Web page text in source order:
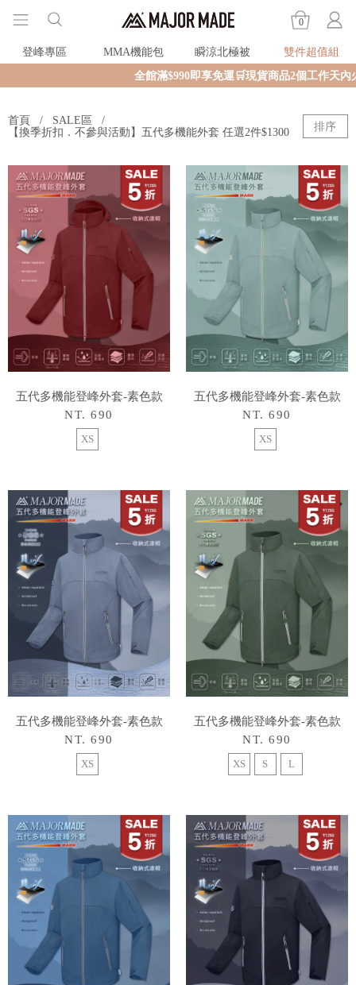
0
登峰專區 MMA機能包 瞬涼北極被
雙件超值組
全館滿$990即享免運🛒現貨商品2個工作天內火
首頁
SALE區
【換季折扣．不參與活動】五代多機能外套 任選2件$1300
排序
五代多機能登峰外套-素色款
NT. 690
XS
五代多機能登峰外套-素色款
NT. 690
XS
五代多機能登峰外套-素色款
NT. 690
XS
五代多機能登峰外套-素色款
NT. 690
XS S L